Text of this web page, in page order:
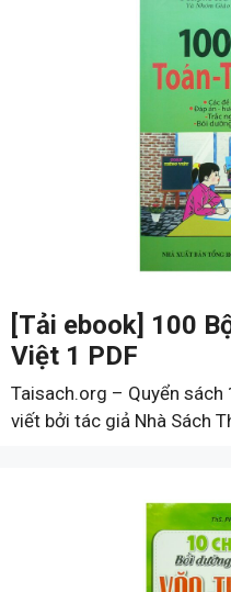
[Tải ebook] 100
Việt 1 PDF
Taisach.org – Quyển sách
viết bởi tác giả Nhà Sách